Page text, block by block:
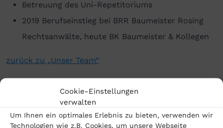
Cookie-Einstellungen
verwalten
Um Ihnen ein optimales Erlebnis zu bieten, verwenden wir
Technologien wie z.B. Cookies, um unsere Webseite
Betreuung des Uni-Repetitoriums
2019 Berufseinstieg bei BRR Baumeister Rosing
Rechtsanwälte, heute BK Baumeister & Kollegen
zurück zu „Unser Team“